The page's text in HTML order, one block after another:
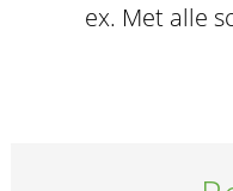
ex. Met alle